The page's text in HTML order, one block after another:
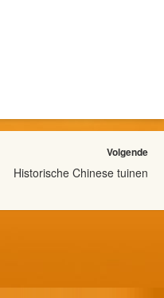
Volgende
Historische Chinese tuinen